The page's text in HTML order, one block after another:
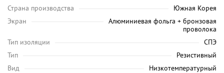
Страна производства
Южная Корея
Экран
Алюминиевая фольга + бронзовая
проволока
Тип изоляции
СПЭ
Тип
Резистивный
Вид
Низкотемпературный